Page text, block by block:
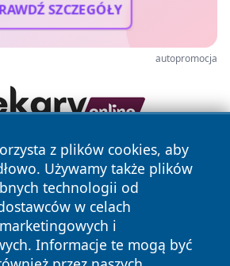
SZCZEGÓŁY
autopromocja
z plików cookies, aby
Używamy także plików
technologii od
w celach
i
Informacje te mogą być
Wszystkie prawa